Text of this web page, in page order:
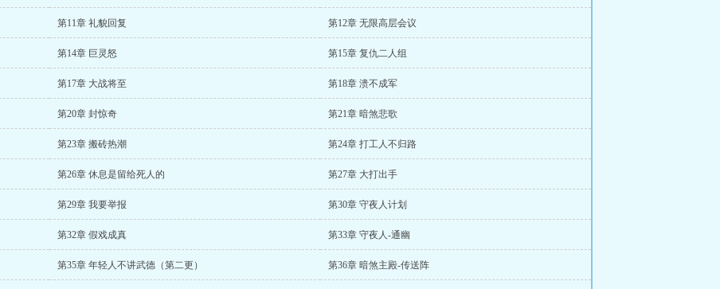
第11章 礼貌回复 第12章 无限高层会议
第14章 巨灵怒 第15章 复仇二人组
第17章 大战将至 第18章 溃不成军
第20章 封惊奇 第21章 暗煞悲歌
第23章 搬砖热潮 第24章 打工人不归路
第26章 休息是留给死人的 第27章 大打出手
第29章 我要举报 第30章 守夜人计划
第32章 假戏成真 第33章 守夜人-通幽
第35章 年轻人不讲武德（第二更） 第36章 暗煞主殿-传送阵